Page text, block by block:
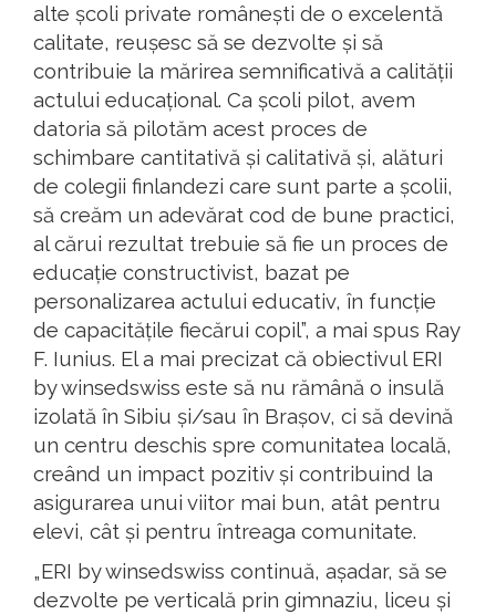
alte școli private românești de o excelentă
calitate, reușesc să se dezvolte și să
contribuie la mărirea semnificativă a calității
actului educațional. Ca școli pilot, avem
datoria să pilotăm acest proces de
schimbare cantitativă și calitativă și, alături
de colegii finlandezi care sunt parte a școlii,
să creăm un adevărat cod de bune practici,
al cărui rezultat trebuie să fie un proces de
educație constructivist, bazat pe
personalizarea actului educativ, în funcție
de capacitățile fiecărui copil”, a mai spus Ray
F. Iunius. El a mai precizat că obiectivul ERI
by winsedswiss este să nu rămână o insulă
izolată în Sibiu și/sau în Brașov, ci să devină
un centru deschis spre comunitatea locală,
creând un impact pozitiv și contribuind la
asigurarea unui viitor mai bun, atât pentru
elevi, cât și pentru întreaga comunitate.
„ERI by winsedswiss continuă, așadar, să se
dezvolte pe verticală prin gimnaziu, liceu și